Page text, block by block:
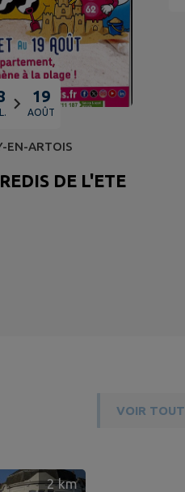
19
AOÛT
EN-ARTOIS
DE L'ETE
VOIR TOUT
2 km